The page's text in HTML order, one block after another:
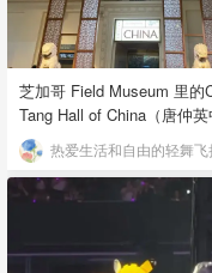
芝加哥 Field Museum 里的
Tang Hall of China（唐仲英
馆） 热爱生活和自由的轻舞飞